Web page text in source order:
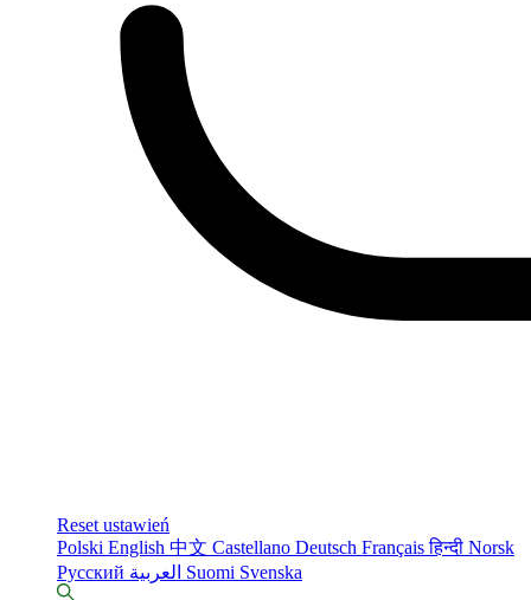
Reset ustawień
Polski English 中文 Castellano Deutsch Françaisहिन्दी Norsk
Русский
Suomi Svenska